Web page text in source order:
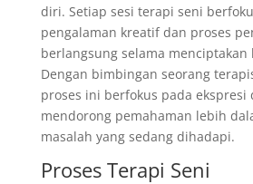
diri. Setiap sesi terapi seni
pengalaman kreatif dan proses
berlangsung selama menciptakan
Dengan bimbingan seorang
proses ini berfokus pada ekspresi
mendorong pemahaman lebih
masalah yang sedang dihadapi.
Proses Terapi Seni